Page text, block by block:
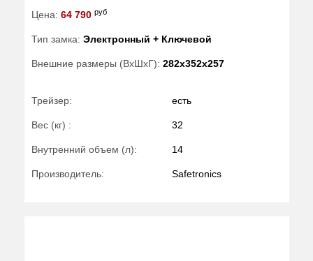
Цена: 64 790 руб
Тип замка: Электронный + Ключевой
Внешние размеры (ВхШхГ): 282x352x257
Трейзер: есть
Вес (кг) : 32
Внутренний объем (л): 14
Производитель: Safetronics